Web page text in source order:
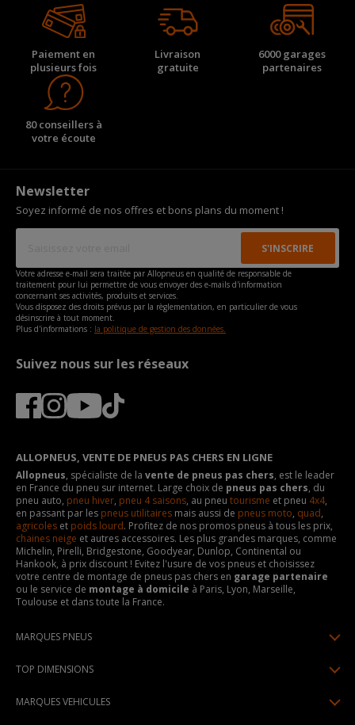
Paiement en
plusieurs fois
Livraison
gratuite
6000 garages
partenaires
80 conseillers à
votre écoute
Newsletter
Soyez informé de nos offres et bons plans du moment !
Votre adresse e-mail sera traitée par Allopneus en qualité de responsable de
traitement pour lui permettre de vous envoyer des e-mails d'information
concernant ses activités, produits et services.
Vous disposez des droits prévus par la règlementation, en particulier de vous
désinscrire à tout moment.
Plus d'informations : la politique de gestion des données.
Suivez nous sur les réseaux
ALLOPNEUS, VENTE DE PNEUS PAS CHERS EN LIGNE
Allopneus, spécialiste de la vente de pneus pas chers, est le leader
en France du pneu sur internet. Large choix de pneus pas chers, du
pneu auto, pneu hiver, pneu 4 saisons, au pneu tourisme et pneu 4x4,
en passant par les pneus utilitaires mais aussi de pneus moto, quad,
agricoles et poids lourd. Profitez de nos promos pneus à tous les prix,
chaines neige et autres accessoires. Les plus grandes marques, comme
Michelin, Pirelli, Bridgestone, Goodyear, Dunlop, Continental ou
Hankook, à prix discount ! Evitez l'usure de vos pneus et choisissez
votre centre de montage de pneus pas chers en garage partenaire
ou le service de montage à domicile à Paris, Lyon, Marseille,
Toulouse et dans toute la France.
MARQUES PNEUS
Pneus Continental
TOP DIMENSIONS
MARQUES VEHICULES